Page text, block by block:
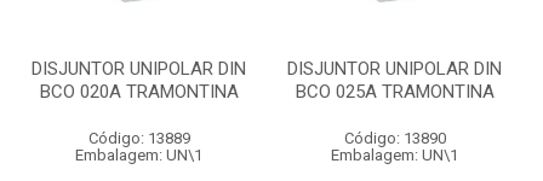
DISJUNTOR UNIPOLAR DIN
BCO 020A TRAMONTINA
Código: 13889
Embalagem: UN\1
DISJUNTOR UNIPOLAR DIN
BCO 025A TRAMONTINA
Código: 13890
Embalagem: UN\1